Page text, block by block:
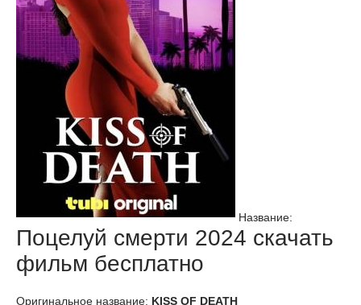
Название:
Поцелуй смерти 2024 скачать
фильм бесплатно
Оригинальное название: KISS OF DEATH